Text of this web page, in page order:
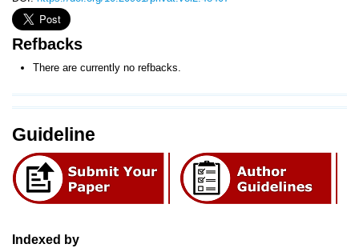
Guideline
Indexed by
Refbacks
There are currently no refbacks.